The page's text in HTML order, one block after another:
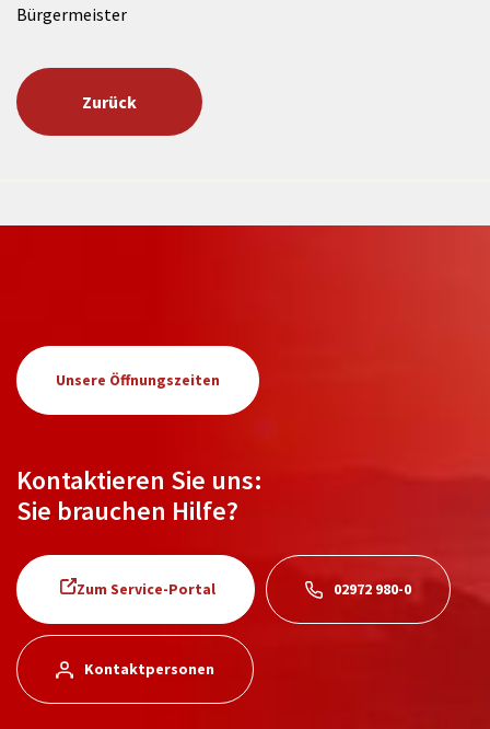
Bürgermeister
Zurück
Unsere Öffnungszeiten
Kontaktieren Sie uns:
Sie brauchen Hilfe?
Zum Service-Portal 02972 980-0
Kontaktpersonen